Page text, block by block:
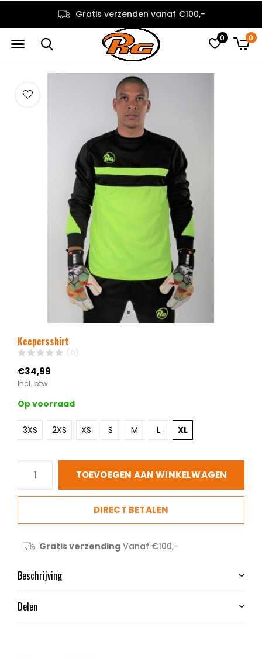
0 0
Gratis verzenden vanaf €100,-
Keepersshirt
(0)
€34,99
Incl. btw
Op voorraad
3XS 2XS XS S M L XL
TOEVOEGEN AAN WINKELWAGEN
DIRECT BETALEN
Gratis verzendingVanaf €100,-
Beschrijving
Delen